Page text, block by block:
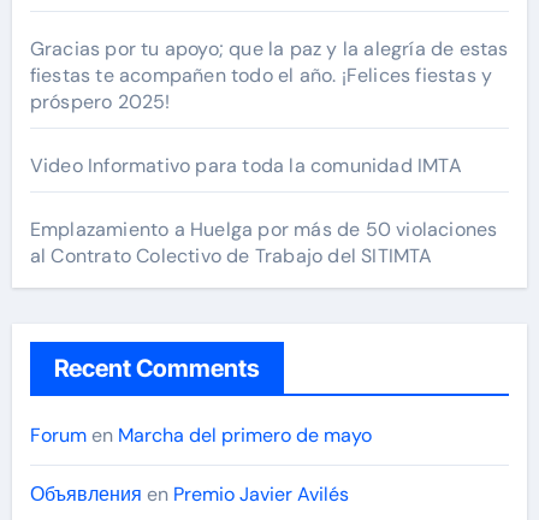
Gracias por tu apoyo; que la paz y la alegría de estas
fiestas te acompañen todo el año. ¡Felices fiestas y
próspero 2025!
Video Informativo para toda la comunidad IMTA
Emplazamiento a Huelga por más de 50 violaciones
al Contrato Colectivo de Trabajo del SITIMTA
Recent Comments
Forumen Marcha del primero de mayo
Объявления en Premio Javier Avilés